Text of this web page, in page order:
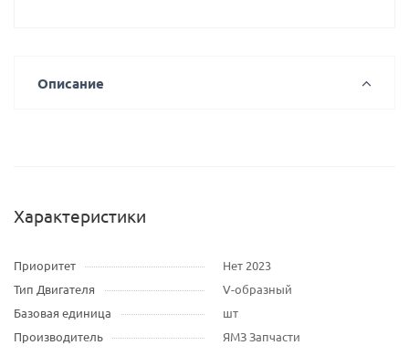
Описание
Характеристики
Приоритет
Нет 2023
Тип Двигателя
V-образный
Базовая единица
шт
Производитель
ЯМЗ Запчасти